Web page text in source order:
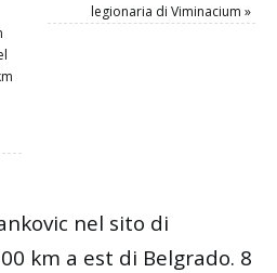
legionaria di Viminacium »
nel sito di
km a est di Belgrado. 8